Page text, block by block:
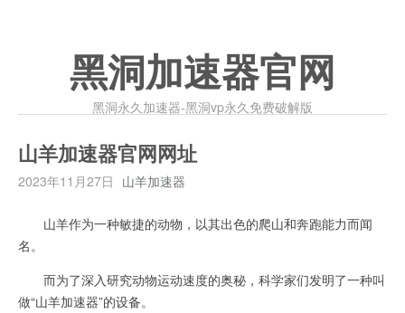
黑洞加速器官网
黑洞永久加速器-黑洞vp永久免费破解版
山羊加速器官网网址
2023年11月27日 山羊加速器
山羊作为一种敏捷的动物，以其出色的爬山和奔跑能力而闻
名。
而为了深入研究动物运动速度的奥秘，科学家们发明了一种叫
做“山羊加速器”的设备。